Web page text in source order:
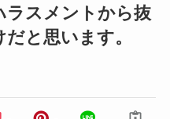
ラスメントから抜
と思います。